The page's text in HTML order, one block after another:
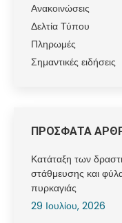
Ανακοινώσεις
Δελτία Τύπου
Πληρωμές
Σημαντικές ειδήσεις
ΠΡΟΣΦΑΤΑ
Κατάταξη των
στάθμευσης και
πυρκαγιάς
29 Ιουλίου, 2026